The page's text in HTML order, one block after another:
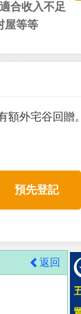
合收入不足
屋等等
額外宅谷回贈。
預先登記
返回